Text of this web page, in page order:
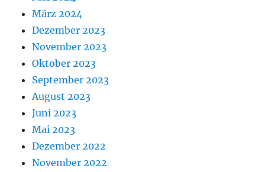
März 2024
Dezember 2023
November 2023
Oktober 2023
September 2023
August 2023
Juni 2023
Mai 2023
Dezember 2022
November 2022